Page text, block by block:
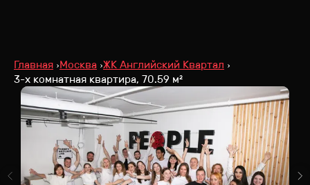
Главная Москва ЖК Английский Квартал
3-х комнатная квартира, 70.59 м²